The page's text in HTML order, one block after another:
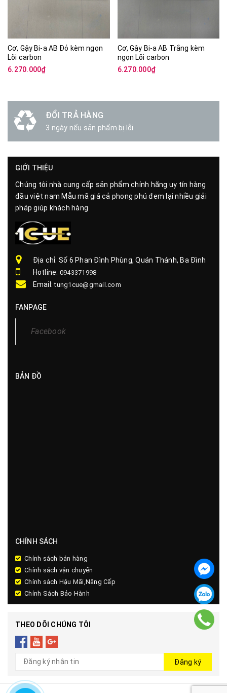
Cơ, Gậy Bi-a AB Đỏ kèm ngọn
Lõi carbon
6.270.000₫
Cơ, Gậy Bi-a AB Trắng kèm
ngọn Lõi carbon
6.270.000₫
ĐỔI TRẢ HÀNG
3 ngày nếu sản phẩm bị lỗi
GIỚI THIỆU
Chúng tôi nhà cung cấp sản phẩm chính hãng uy tín hàng
đầu việt nam Mẫu mã giá cả phong phú đem lại nhiều giải
pháp giúp khách hàng
Địa chỉ: Số 6 Phan Đình Phùng, Quán Thánh, Ba Đình
Hotline: 0943371998
Email:tung1cue@gmail.com
FANPAGE
Facebook
BẢN ĐỒ
CHÍNH SÁCH
Chính sách bán hàng
Chính sách vận chuyển
Chính sách Hậu Mãi,Nâng Cấp
Chính Sách Bảo Hành
THEO DÕI CHÚNG TÔI
Đăng ký